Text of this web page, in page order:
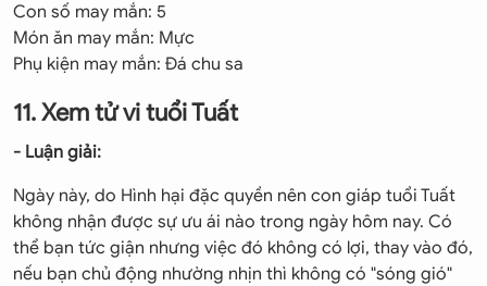
Con số may mắn: 5
Món ăn may mắn: Mực
Phụ kiện may mắn: Đá chu sa
11. Xem tử vi tuổi Tuất
- Luận giải:
Ngày này, do Hình hại đặc quyền nên con giáp tuổi Tuất
không nhận được sự ưu ái nào trong ngày hôm nay. Có
thể bạn tức giận nhưng việc đó không có lợi, thay vào đó,
nếu bạn chủ động nhường nhịn thì không có "sóng gió"